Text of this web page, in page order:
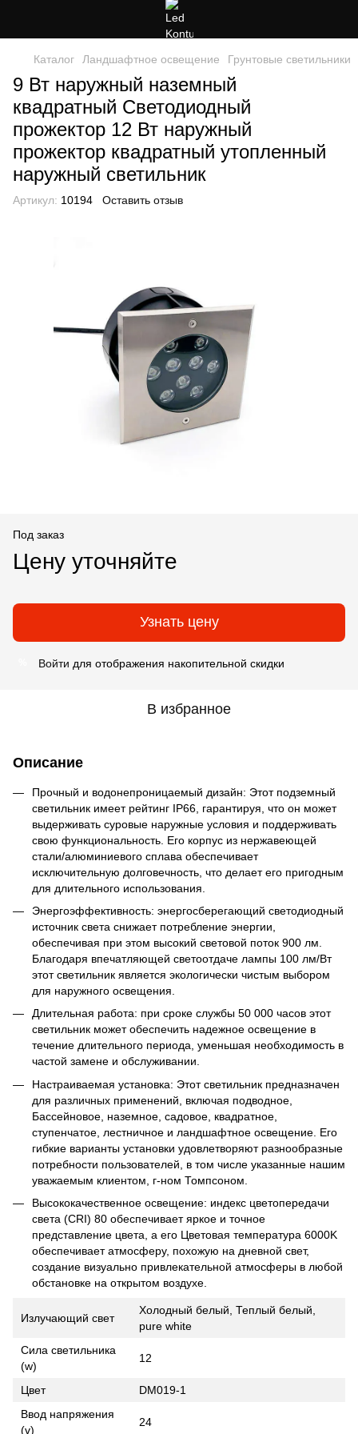
Каталог Ландшафтное освещение Грунтовые светильники
9 Вт наружный наземный
квадратный Светодиодный
прожектор 12 Вт наружный
прожектор квадратный утопленный
наружный светильник
Артикул: 10194 Оставить отзыв
Под заказ
Цену уточняйте
Узнать цену
Войти для отображения накопительной скидки
В избранное
Описание
Прочный и водонепроницаемый дизайн: Этот подземный
светильник имеет рейтинг IP66, гарантируя, что он может
выдерживать суровые наружные условия и поддерживать
свою функциональность. Его корпус из нержавеющей
стали/алюминиевого сплава обеспечивает
исключительную долговечность, что делает его пригодным
для длительного использования.
Энергоэффективность: энергосберегающий светодиодный
источник света снижает потребление энергии,
обеспечивая при этом высокий световой поток 900 лм.
Благодаря впечатляющей светоотдаче лампы 100 лм/Вт
этот светильник является экологически чистым выбором
для наружного освещения.
Длительная работа: при сроке службы 50 000 часов этот
светильник может обеспечить надежное освещение в
течение длительного периода, уменьшая необходимость в
частой замене и обслуживании.
Настраиваемая установка: Этот светильник предназначен
для различных применений, включая подводное,
Бассейновое, наземное, садовое, квадратное,
ступенчатое, лестничное и ландшафтное освещение. Его
гибкие варианты установки удовлетворяют разнообразные
потребности пользователей, в том числе указанные нашим
уважаемым клиентом, г-ном Томпсоном.
Высококачественное освещение: индекс цветопередачи
света (CRI) 80 обеспечивает яркое и точное
представление цвета, а его Цветовая температура 6000K
обеспечивает атмосферу, похожую на дневной свет,
создание визуально привлекательной атмосферы в любой
обстановке на открытом воздухе.
Излучающий свет
Холодный белый, Теплый белый,
pure white
Сила светильника
(w)
12
Цвет
DM019-1
Ввод напряжения
(v)
24